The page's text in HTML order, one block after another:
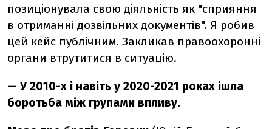
позиціонувала свою діяльність як "сприяння
в отриманні дозвільних документів". Я робив
цей кейс публічним. Закликав правоохоронні
органи втрутитися в ситуацію.
— У 2010-х і навіть у 2020-2021 роках ішла
боротьба між групами впливу.